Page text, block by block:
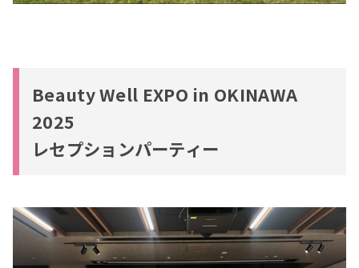
Beauty Well EXPO in OKINAWA
2025
レセプションパーティー